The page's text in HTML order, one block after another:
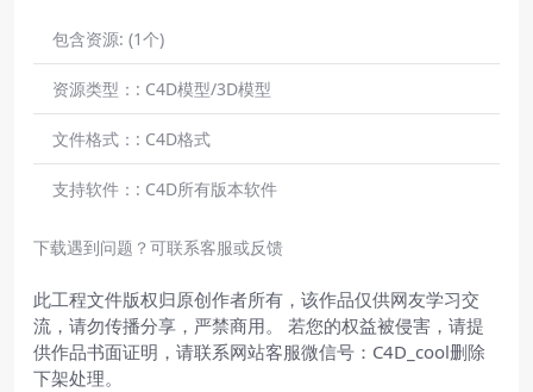
包含资源: (1个)
资源类型：: C4D模型/3D模型
文件格式：: C4D格式
支持软件：: C4D所有版本软件
下载遇到问题？可联系客服或反馈
此工程文件版权归原创作者所有，该作品仅供网友学习交
流，请勿传播分享，严禁商用。 若您的权益被侵害，请提
供作品书面证明，请联系网站客服微信号：C4D_cool删除
下架处理。